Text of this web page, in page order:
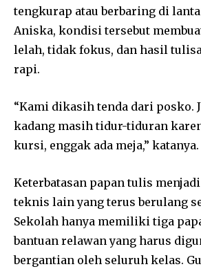
tengkurap atau berbaring di
Aniska, kondisi tersebut
lelah, tidak fokus, dan hasil
rapi.
“Kami dikasih tenda dari posko.
kadang masih tidur-tiduran
kursi, enggak ada meja,” katanya.
Keterbatasan papan tulis
teknis lain yang terus berulang
Sekolah hanya memiliki tiga
bantuan relawan yang harus
bergantian oleh seluruh kelas.